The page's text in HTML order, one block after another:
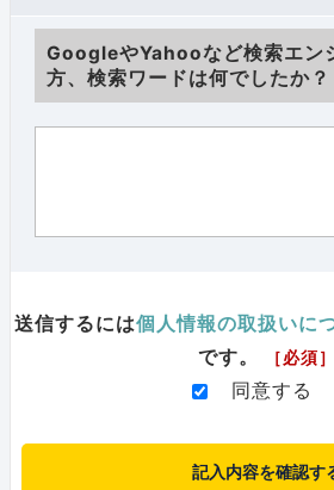
GoogleやYahooなど検索エン
方、検索ワードは何でしたか？
送信するには個人情報の取扱いに
です。
［必須］
同意する